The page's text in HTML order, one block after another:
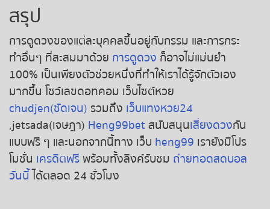
สรุป
การดูดวงของแต่ละบุคคลขึ้นอยู่กับกรรม และการกระ
ทำอื่นๆ ที่สะสมมาด้วย การดูดวง ก็อาจไม่แม่นยำ
100% เป็นเพียงตัวช่วยหนึ่งที่ทำให้เราได้รู้จักตัวเอง
มากขึ้น โชว์เลขดอทคอม เว็บไซต์หวย
chudjen(ชัดเจน) รวมถึง เว็บแทงหวย24
,jetsada(เจษฎา) Heng99bet สนับสนุนเสี่ยงดวงกัน
แบบฟรี ๆ และนอกจากนี้ทาง เว็บ heng99 เรายังมีโปร
โมชั่น เครดิตฟรีพร้อมทั้งลิงค์รับชม ถ่ายทอดสดบอล
วันนี้ได้ตลอด 24 ชั่วโมง